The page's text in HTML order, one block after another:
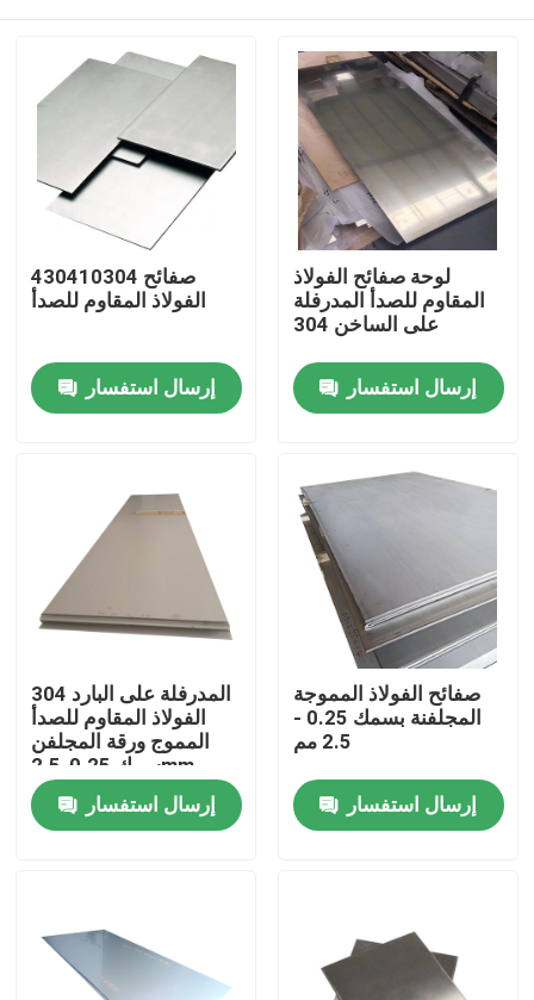
منزل
حول بنا
المنتجات
أشرطة فيديو
304 صفائح من الفولاذ المقاوم للصدأ
316 ورقة الفولاذ المقاوم للصدأ
201 صاج من الستانلس ستيل
لفائف الفولاذ المقاوم للصدأ المدرفلة على الساخن
430410304 صفائح
الفولاذ المقاوم للصدأ
إرسال استفسار
لوحة صفائح الفولاذ
المقاوم للصدأ المدرفلة
على الساخن 304
إرسال استفسار
المدرفلة على البارد 304
الفولاذ المقاوم للصدأ
المموج ورقة المجلفن
سمك 0.25-2.5mm
إرسال استفسار
صفائح الفولاذ المموجة
المجلفنة بسمك 0.25 -
2.5 مم
إرسال استفسار